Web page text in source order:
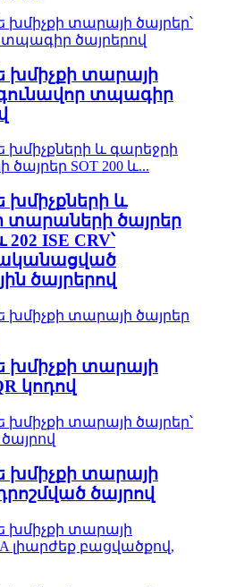
խմիչքի տարայի
գունավոր տպագիր
խմիչքների և
տարաների ծայրեր
202 ISE CRV՝
ծայրերով
խմիչքի տարայի
կոդով
խմիչքի տարայի
ծայրով